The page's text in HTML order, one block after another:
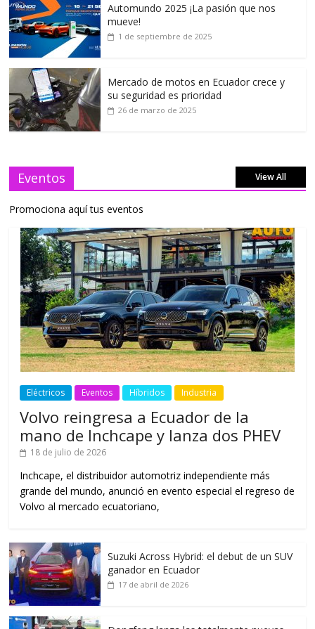
Automundo 2025 ¡La pasión que nos
mueve!
1 de septiembre de 2025
Mercado de motos en Ecuador crece y
su seguridad es prioridad
26 de marzo de 2025
Eventos View All
Promociona aquí tus eventos
Eléctricos Eventos Híbridos Industria
Volvo reingresa a Ecuador de la
mano de Inchcape y lanza dos PHEV
18 de julio de 2026
Inchcape, el distribuidor automotriz independiente más
grande del mundo, anunció en evento especial el regreso de
Volvo al mercado ecuatoriano,
Suzuki Across Hybrid: el debut de un SUV
ganador en Ecuador
17 de abril de 2026